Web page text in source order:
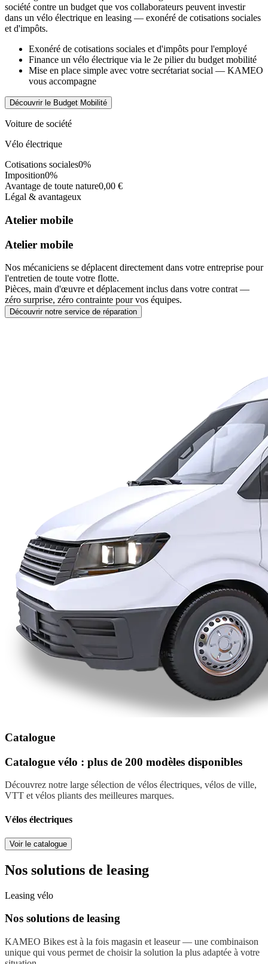
société contre un budget que vos collaborateurs peuvent investir
dans un vélo électrique en leasing — exonéré de cotisations sociales
et d'impôts.
Exonéré de cotisations sociales et d'impôts pour l'employé
Finance un vélo électrique via le 2e pilier du budget mobilité
Mise en place simple avec votre secrétariat social — KAMEO
vous accompagne
Découvrir le Budget Mobilité
Voiture de société
Vélo électrique
Cotisations sociales0%
Imposition0%
Avantage de toute nature0,00 €
Légal & avantageux
Atelier mobile
Atelier mobile
Nos mécaniciens se déplacent directement dans votre entreprise pour
l'entretien de toute votre flotte.
Pièces, main d'œuvre et déplacement inclus dans votre contrat —
zéro surprise, zéro contrainte pour vos équipes.
Découvrir notre service de réparation
Catalogue
Catalogue vélo : plus de 200 modèles disponibles
Découvrez notre large sélection de vélos électriques, vélos de ville,
VTT et vélos pliants des meilleures marques.
Vélos électriques
Voir le catalogue
Nos solutions de leasing
Leasing vélo
Nos solutions de leasing
KAMEO Bikes est à la fois magasin et leaseur — une combinaison
unique qui vous permet de choisir la solution la plus adaptée à votre